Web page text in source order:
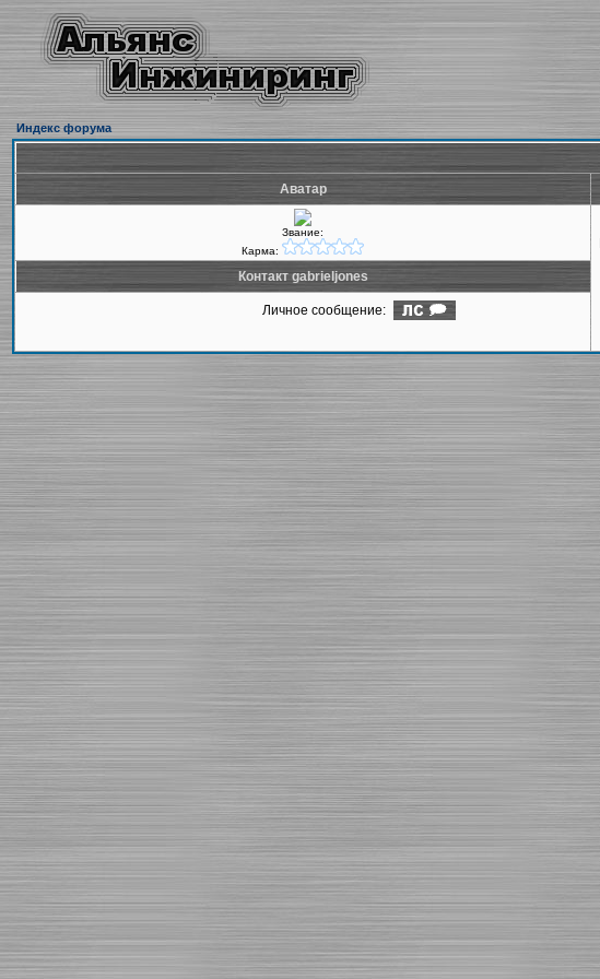
Индекс форума
Аватар
Звание:
Карма:
Контакт gabrieljones
Личное сообщение: